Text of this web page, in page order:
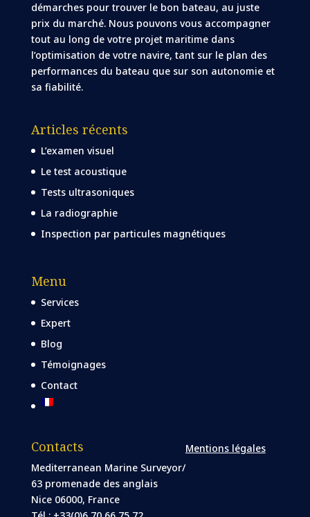
démarches pour trouver le bon bateau, au juste
prix du marché. Nous pouvons vous accompagner
tout au long de votre projet maritime dans
l’optimisation de votre navire, tant sur le plan des
performances du bateau que sur son autonomie et
sa fiabilité.
Articles récents
L’examen visuel
Le test acoustique
Tests ultrasoniques
La radiographie
Inspection par particules magnétiques
Menu
Services
Expert
Blog
Témoignages
Contact
Contacts
Mediterranean Marine Surveyor/
63 promenade des anglais
Nice 06000, France
Mentions légales